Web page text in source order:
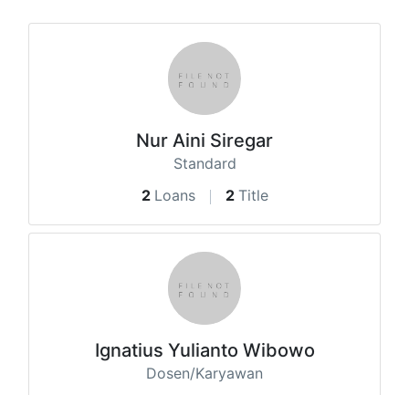
Nur Aini Siregar
Standard
2 Loans 2 Title
Ignatius Yulianto Wibowo
Dosen/Karyawan